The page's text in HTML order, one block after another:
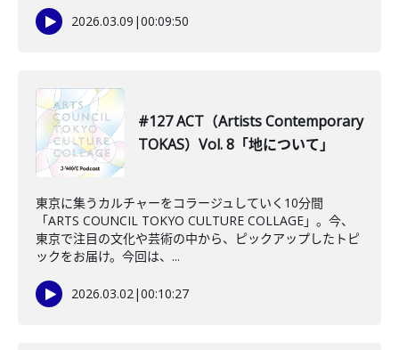
2026.03.09 |00:09:50
#127 ACT（Artists Contemporary
TOKAS）Vol. 8「地について」
東京に集うカルチャーをコラージュしていく10分間
「ARTS COUNCIL TOKYO CULTURE COLLAGE」。今、
東京で注目の文化や芸術の中から、ピックアップしたトピ
ックをお届け。今回は、...
2026.03.02|00:10:27